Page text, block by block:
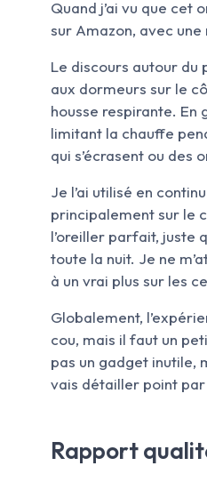
Quand j’ai vu que
sur Amazon, avec
Le discours autour du
aux dormeurs sur le
housse respirante. En
limitant la chauffe
qui s’écrasent ou des
Je l’ai utilisé en
principalement sur le
l’oreiller parfait, juste
toute la nuit. Je ne
à un vrai plus sur les
Globalement,
cou, mais il faut un
pas un gadget inutile,
vais détailler point par
Rapport